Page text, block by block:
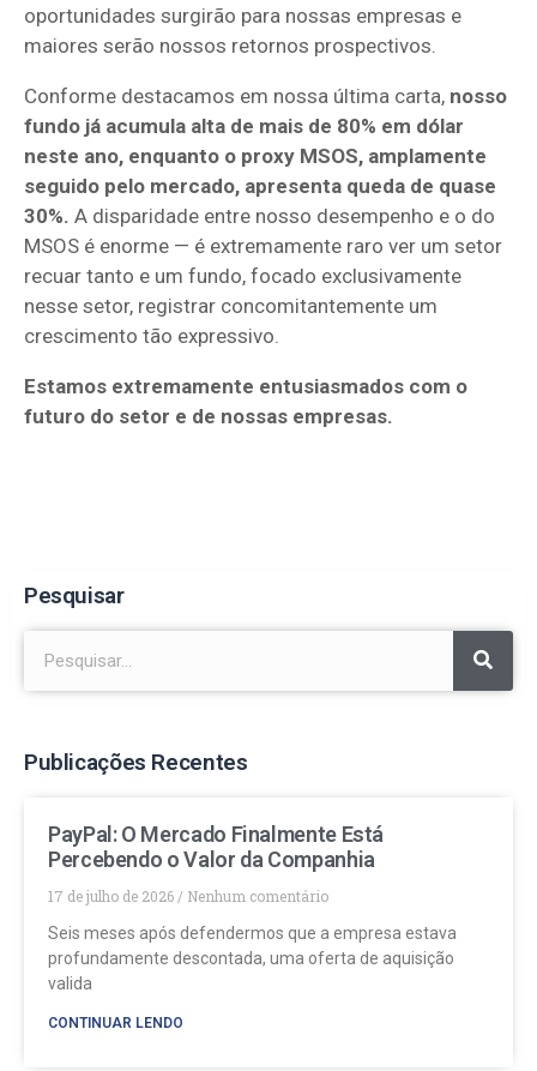
oportunidades surgirão para nossas empresas e
maiores serão nossos retornos prospectivos.
Conforme destacamos em nossa última carta, nosso
fundo já acumula alta de mais de 80% em dólar
neste ano, enquanto o proxy MSOS, amplamente
seguido pelo mercado, apresenta queda de quase
30%. A disparidade entre nosso desempenho e o do
MSOS é enorme — é extremamente raro ver um setor
recuar tanto e um fundo, focado exclusivamente
nesse setor, registrar concomitantemente um
crescimento tão expressivo.
Estamos extremamente entusiasmados com o
futuro do setor e de nossas empresas.
Pesquisar
Publicações Recentes
PayPal: O Mercado Finalmente Está
Percebendo o Valor da Companhia
17 de julho de 2026
Nenhum comentário
Seis meses após defendermos que a empresa estava
profundamente descontada, uma oferta de aquisição
valida
CONTINUAR LENDO